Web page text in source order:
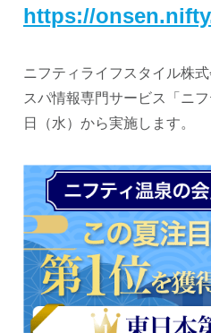
https://
ニフティライフスタイル株
スパ情報専門サービス「ニ
日（水）から実施します。